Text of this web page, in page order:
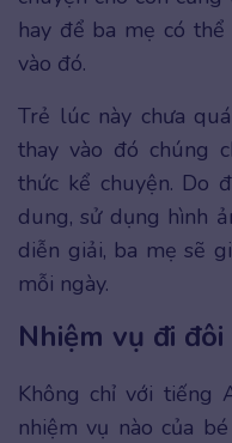
hay để ba mẹ có
vào đó.
Trẻ lúc này chưa
thay vào đó chúng
thức kể chuyện. Do
dung, sử dụng hình
diễn giải, ba mẹ sẽ
mỗi ngày.
Nhiệm vụ đi
Không chỉ với tiếng
nhiệm vụ nào của